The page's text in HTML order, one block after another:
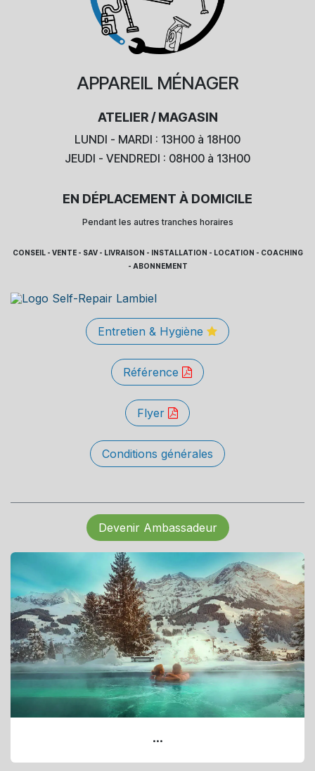
APPAREIL MÉNAGER
ATELIER / MAGASIN
LUNDI - MARDI : 13H00 à 18H00
JEUDI - VENDREDI : 08H00 à 13H00
EN DÉPLACEMENT À DOMICILE
Pendant les autres tranches horaires
CONSEIL - VENTE - SAV - LIVRAISON - INSTALLATION - LOCATION - COACHING
- ABONNEMENT
Entretien & Hygiène
Référence
Flyer
Conditions générales
Devenir Ambassadeur
...